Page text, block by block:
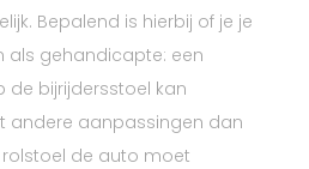
Bepalend is hierbij of je je
als gehandicapte: een
de bijrijdersstoel kan
andere aanpassingen dan
de auto moet